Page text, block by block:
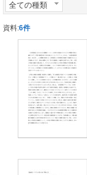
全ての種類
資料:6件